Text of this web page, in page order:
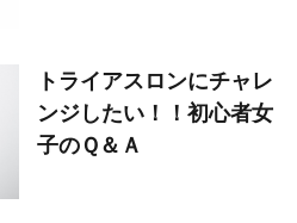
トライアスロンにチャレ
ンジしたい！！初心者女
子のＱ＆Ａ